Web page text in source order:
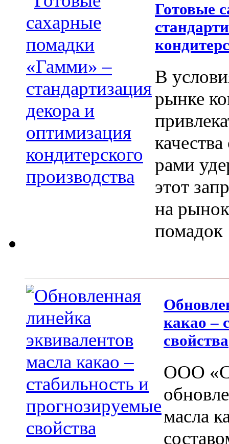
Готовые
В
рынке
рами
этот
на
помадок
какао –
свойства
ООО
масла